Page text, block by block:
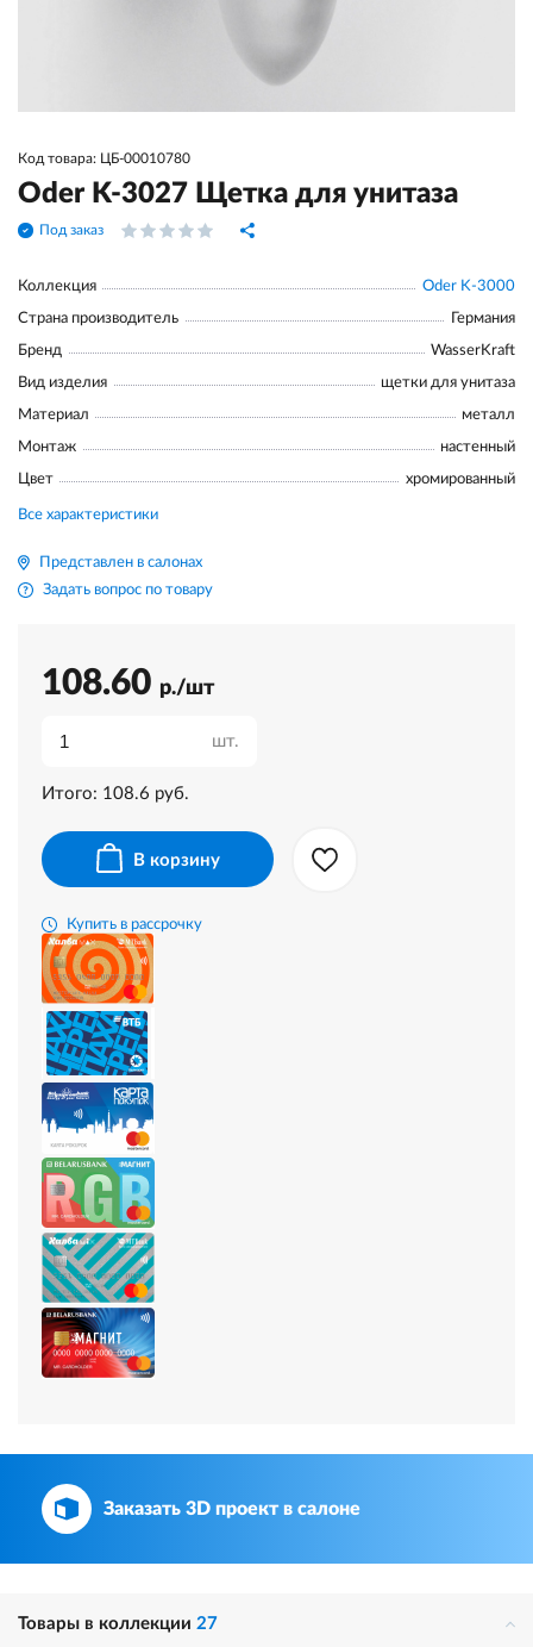
Код товара: ЦБ-00010780
Oder K-3027 Щетка для унитаза
Под заказ
Коллекция Oder K-3000
Страна производитель Германия
Бренд WasserKraft
Вид изделия щетки для унитаза
Материал металл
Монтаж настенный
Цвет хромированный
Все характеристики
Представлен в салонах
Задать вопрос по товару
108.60 р./шт
шт.
Итого: 108.6 руб.
В корзину
Купить в рассрочку
Заказать 3D проект в салоне
Товары в коллекции 27